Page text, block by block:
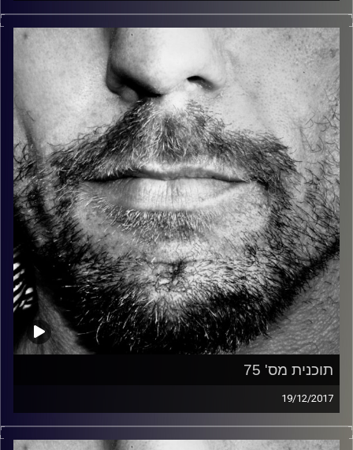
זיפים, מוזיקה מחוספסת של הופעות חיות. הרבה ג'אם, רוק,
בלוז, bluegrass, ג'אז, Fאנק, פרוגרסיב ואפילו אלקטרוניקה.
כל מה שחי, אמיתי ונושם.
עם שמוליק רגב.
קרדיט תמונות: David Goehring
תוכנית מס' 75
19/12/2017
זיפים, מוזיקה מחוספסת של הופעות חיות. הרבה ג'אם, רוק,
בלוז, bluegrass, ג'אז, Fאנק, פרוגרסיב ואפילו אלקטרוניקה.